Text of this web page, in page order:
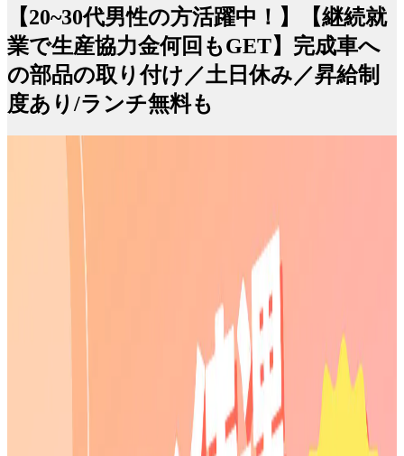
【20~30代男性の方活躍中！】【継続就
業で生産協力金何回もGET】完成車へ
の部品の取り付け／土日休み／昇給制
度あり/ランチ無料も